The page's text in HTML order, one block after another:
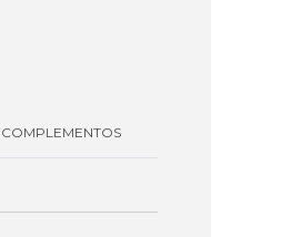
COMPLEMENTOS